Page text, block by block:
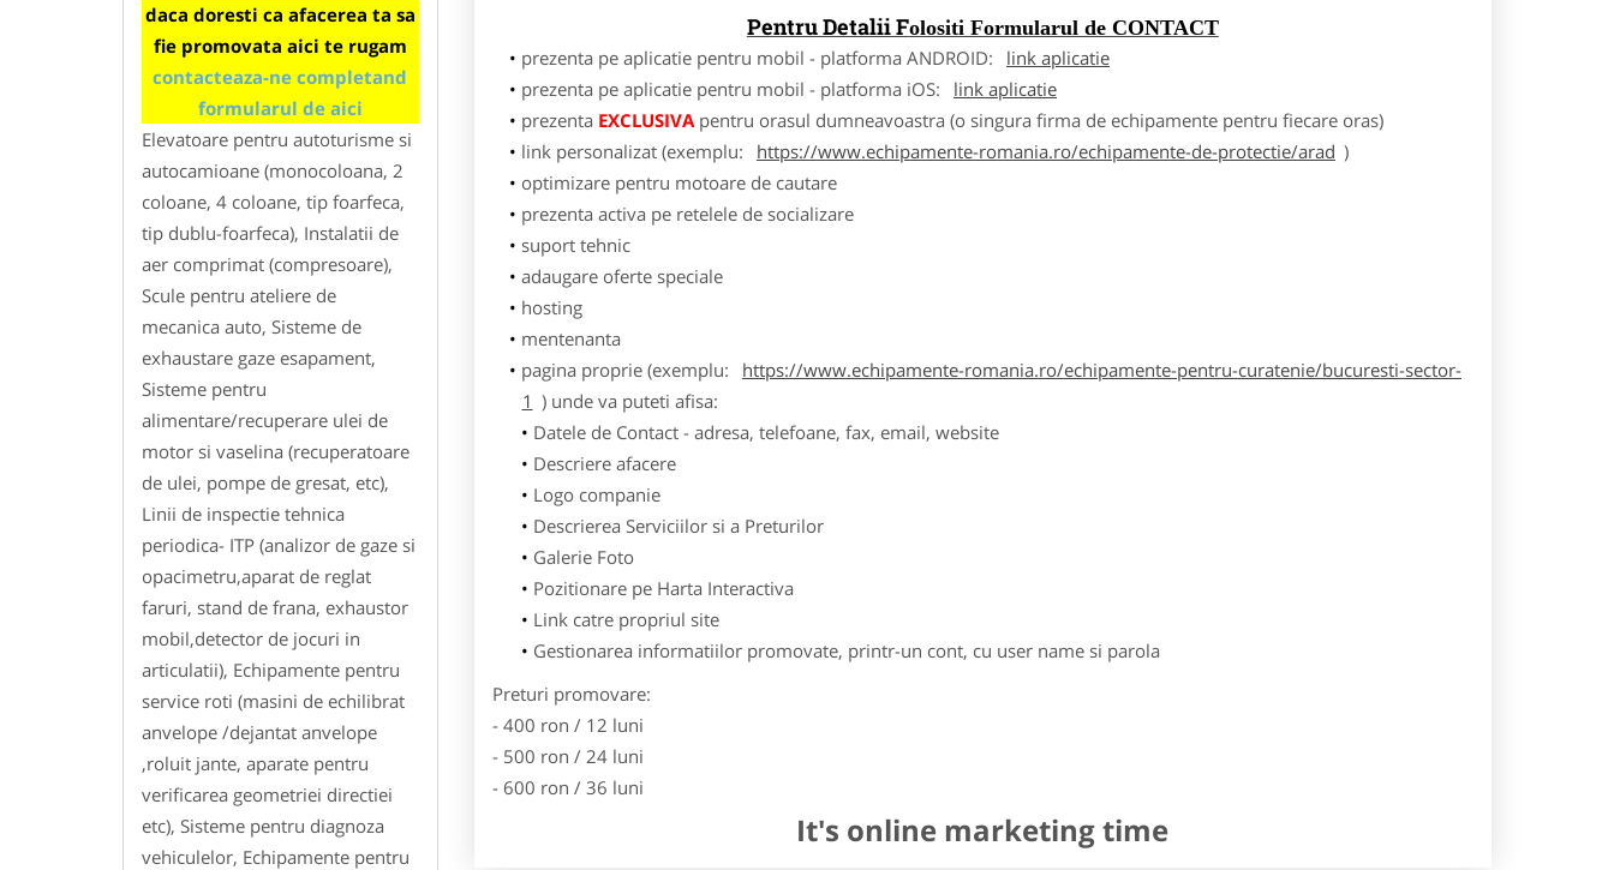
daca doresti ca afacerea ta sa
fie promovata aici te rugam
contacteaza-ne completand
formularul de aici
Elevatoare pentru autoturisme si
autocamioane (monocoloana, 2
coloane, 4 coloane, tip foarfeca,
tip dublu-foarfeca), Instalatii de
aer comprimat (compresoare),
Scule pentru ateliere de
mecanica auto, Sisteme de
exhaustare gaze esapament,
Sisteme pentru
alimentare/recuperare ulei de
motor si vaselina (recuperatoare
de ulei, pompe de gresat, etc),
Linii de inspectie tehnica
periodica- ITP (analizor de gaze si
opacimetru,aparat de reglat
faruri, stand de frana, exhaustor
mobil,detector de jocuri in
articulatii), Echipamente pentru
service roti (masini de echilibrat
anvelope /dejantat anvelope
,roluit jante, aparate pentru
verificarea geometriei directiei
etc), Sisteme pentru diagnoza
vehiculelor, Echipamente pentru
Pentru Detalii Folositi Formularul de CONTACT
prezenta pe aplicatie pentru mobil - platforma ANDROID:
link aplicatie
prezenta pe aplicatie pentru mobil - platforma iOS:
link aplicatie
prezenta EXCLUSIVApentru orasul dumneavoastra (o singura firma de echipamente pentru fiecare oras)
link personalizat (exemplu:
https://www.echipamente-romania.ro/echipamente-de-protectie/arad )
optimizare pentru motoare de cautare
prezenta activa pe retelele de socializare
suport tehnic
adaugare oferte speciale
hosting
mentenanta
pagina proprie (exemplu:
https://www.echipamente-romania.ro/echipamente-pentru-curatenie/bucuresti-sector-
1 ) unde va puteti afisa:
Datele de Contact - adresa, telefoane, fax, email, website
Descriere afacere
Logo companie
Descrierea Serviciilor si a Preturilor
Galerie Foto
Pozitionare pe Harta Interactiva
Link catre propriul site
Gestionarea informatiilor promovate, printr-un cont, cu user name si parola
Preturi promovare:
- 400 ron / 12 luni
- 500 ron / 24 luni
- 600 ron / 36 luni
It's online marketing time